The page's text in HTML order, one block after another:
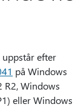
efter
på Windows
R2, Windows
eller Windows